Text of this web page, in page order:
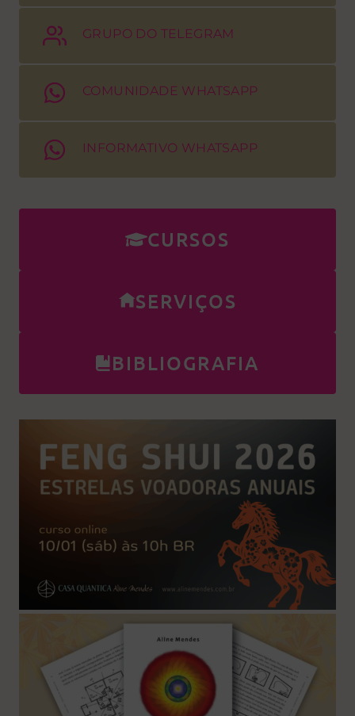
GRUPO DO TELEGRAM
COMUNIDADE WHATSAPP
INFORMATIVO WHATSAPP
CURSOS
SERVIÇOS
BIBLIOGRAFIA